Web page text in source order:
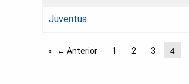
Juventus
← Anterior 1 2 3 4